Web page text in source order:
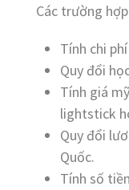
Các trường
Tính chi
Quy đổi
Tính giá
lightstick
Quy đổi
Quốc.
Tính số